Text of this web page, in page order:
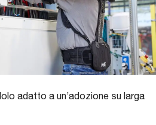
adatto a un’adozione su larga